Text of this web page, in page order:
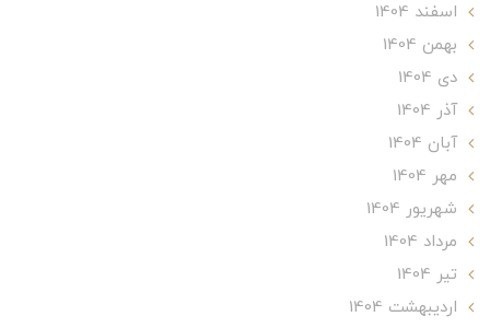
اسفند 1404
بهمن 1404
دی 1404
آذر 1404
آبان 1404
مهر 1404
شهریور 1404
مرداد 1404
تير 1404
ارديبهشت 1404